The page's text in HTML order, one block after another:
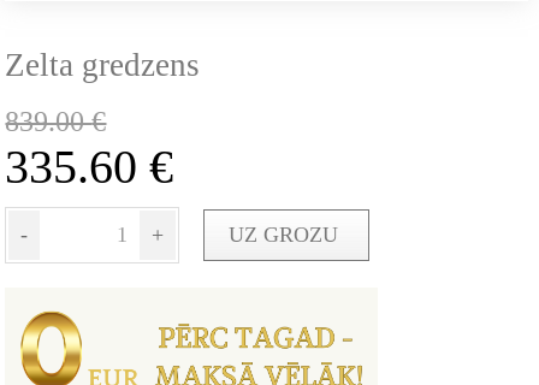
Zelta gredzens
839.00€
335.60€
- + UZ GROZU